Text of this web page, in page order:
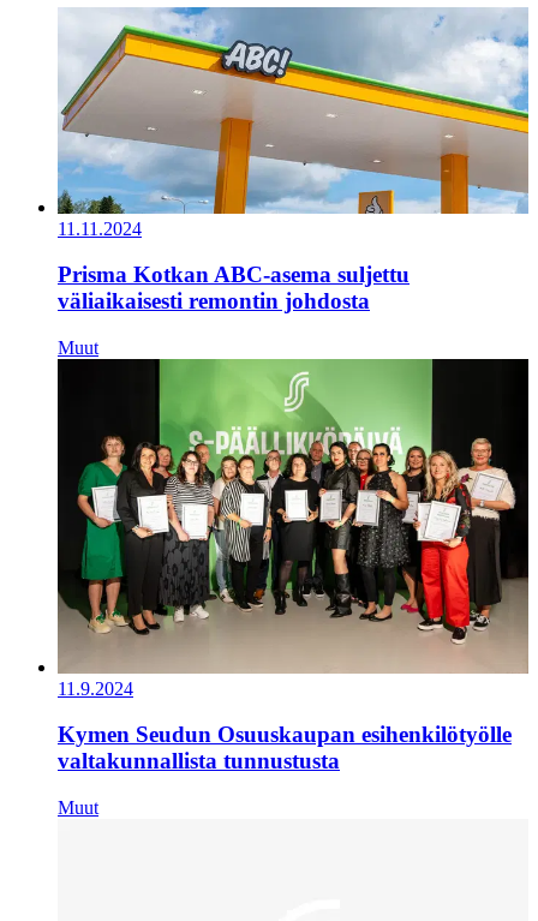
11.11.2024
Prisma Kotkan ABC-asema suljettu
väliaikaisesti remontin johdosta
Muut
11.9.2024
Kymen Seudun Osuuskaupan esihenkilötyölle
valtakunnallista tunnustusta
Muut